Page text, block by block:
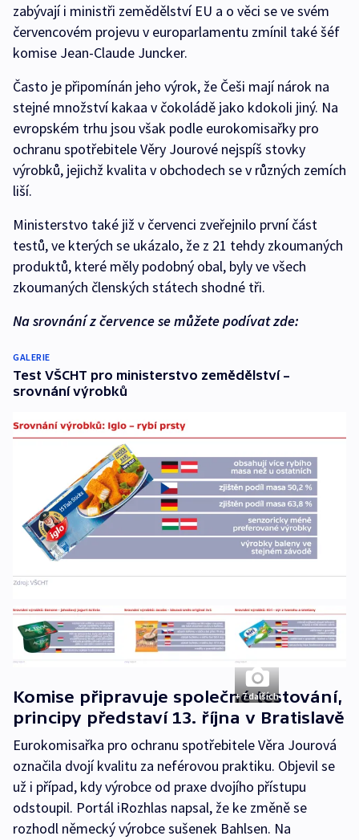
zabývají i ministři zemědělství EU a o věci se ve svém
červencovém projevu v europarlamentu zmínil také šéf
komise Jean-Claude Juncker.
Často je připomínán jeho výrok, že Češi mají nárok na
stejné množství kakaa v čokoládě jako kdokoli jiný. Na
evropském trhu jsou však podle eurokomisařky pro
ochranu spotřebitele Věry Jourové nejspíš stovky
výrobků, jejichž kvalita v obchodech se v různých zemích
liší.
Ministerstvo také již v červenci zveřejnilo první část
testů, ve kterých se ukázalo, že z 21 tehdy zkoumaných
produktů, které měly podobný obal, byly ve všech
zkoumaných členských státech shodné tři.
Na srovnání z července se můžete podívat zde:
GALERIE
Test VŠCHT pro ministerstvo zemědělství –
srovnání výrobků
+ 7 dalších
Komise připravuje společné testování,
principy představí 13. října v Bratislavě
Eurokomisařka pro ochranu spotřebitele Věra Jourová
označila dvojí kvalitu za neférovou praktiku. Objevil se
už i případ, kdy výrobce od praxe dvojího přístupu
odstoupil. Portál iRozhlas napsal, že ke změně se
rozhodl německý výrobce sušenek Bahlsen. Na